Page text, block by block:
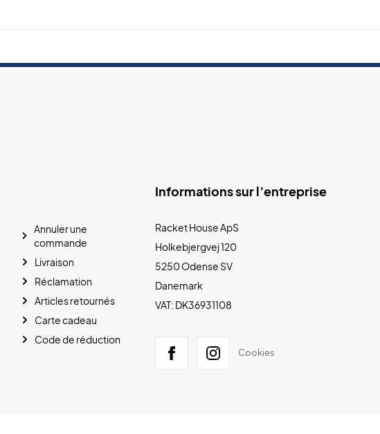
Informations sur l’entreprise
Racket House ApS
Holkebjergvej 120
5250 Odense SV
Danemark
VAT: DK36931108
Cookies
Annuler une
commande
Livraison
Réclamation
Articles retournés
Carte cadeau
Code de réduction